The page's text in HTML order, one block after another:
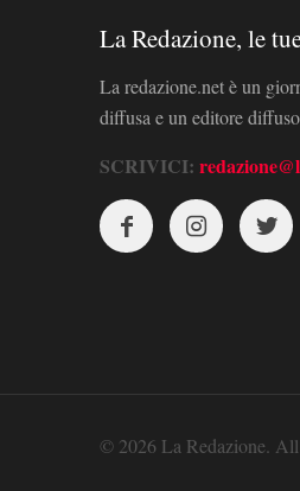
La Redazione, le
La redazione.net è un
diffusa e un editore
SCRIVICI:
© 2026 La Redazione. All